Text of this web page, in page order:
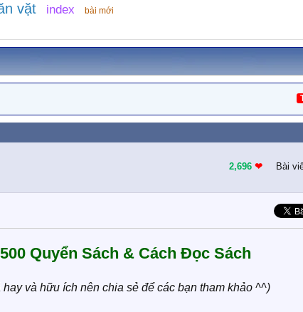
vặt index bài mới
2,696 ❤︎ Bài
Quyển Sách & Cách Đọc Sách
và hữu ích nên chia sẻ để các bạn tham khảo ^^)